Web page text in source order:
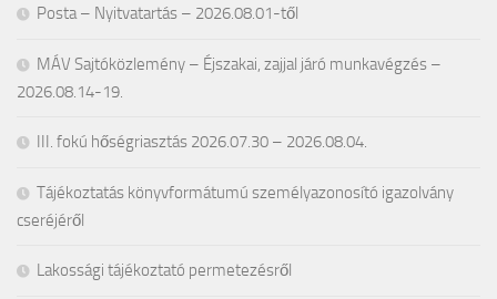
Posta – Nyitvatartás – 2026.08.01-től
MÁV Sajtóközlemény – Éjszakai, zajjal járó munkavégzés –
2026.08.14-19.
III. fokú hőségriasztás 2026.07.30 – 2026.08.04.
Tájékoztatás könyvformátumú személyazonosító igazolvány
cseréjéről
Lakossági tájékoztató permetezésről